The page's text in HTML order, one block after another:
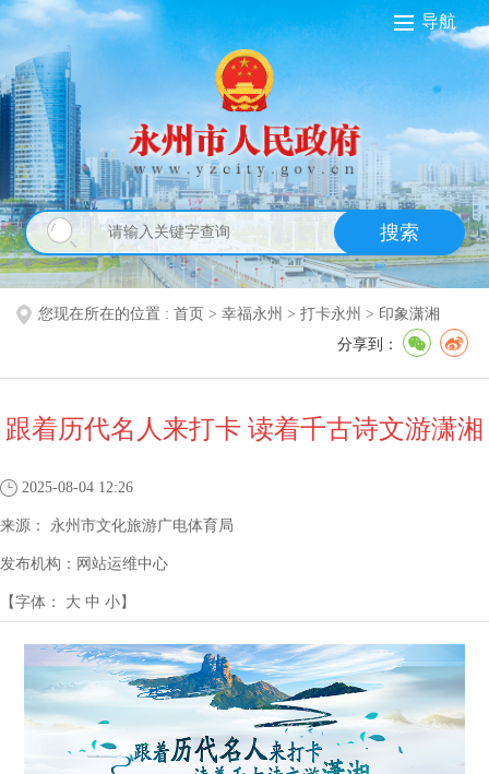
导航
搜索
您现在所在的位置 : 首页 > 幸福永州 > 打卡永州 > 印象潇湘
分享到：
跟着历代名人来打卡 读着千古诗文游潇湘
2025-08-04 12:26
来源： 永州市文化旅游广电体育局
发布机构： 网站运维中心
【字体： 大 中 小】